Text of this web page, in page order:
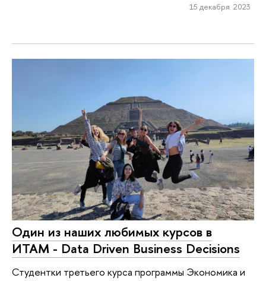
15 декабря 2023
Один из наших любимых курсов в
ИТАМ - Data Driven Business Decisions
Студентки третьего курса программы Экономика и